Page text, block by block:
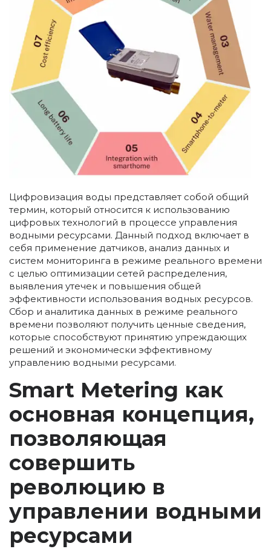
Цифровизация воды представляет собой общий
термин, который относится к использованию
цифровых технологий в процессе управления
водными ресурсами. Данный подход включает в
себя применение датчиков, анализ данных и
систем мониторинга в режиме реального времени
с целью оптимизации сетей распределения,
выявления утечек и повышения общей
эффективности использования водных ресурсов.
Сбор и аналитика данных в режиме реального
времени позволяют получить ценные сведения,
которые способствуют принятию упреждающих
решений и экономически эффективному
управлению водными ресурсами.
Smart Metering как
основная концепция,
позволяющая
совершить
революцию в
управлении водными
ресурсами